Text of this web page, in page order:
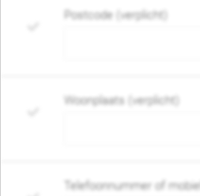
Postcode (verplicht)
Woonplaats (verplicht)
Telefoonnummer of